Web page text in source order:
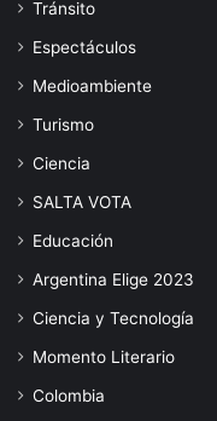
Tránsito
Espectáculos
Medioambiente
Turismo
Ciencia
SALTA VOTA
Educación
Argentina Elige 2023
Ciencia y Tecnología
Momento Literario
Colombia